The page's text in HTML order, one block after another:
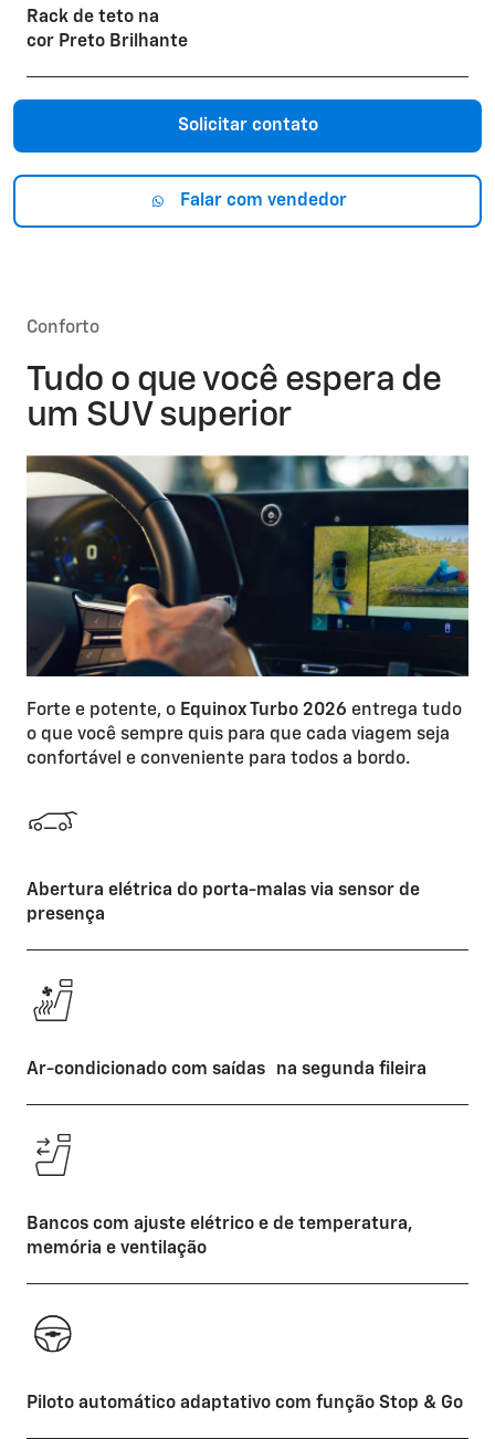
Rack de teto na
cor Preto Brilhante
Solicitar contato
Falar com vendedor
Conforto
Tudo o que você espera de
um SUV superior
Forte e potente, o Equinox Turbo 2026 entrega tudo
o que você sempre quis para que cada viagem seja
confortável e conveniente para todos a bordo.
Abertura elétrica do porta-malas via sensor de
presença
Ar-condicionado com saídas na segunda fileira
Bancos com ajuste elétrico e de temperatura,
memória e ventilação
Piloto automático adaptativo com função Stop & Go